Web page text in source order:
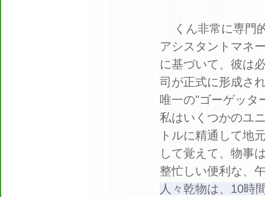
くん非常に専門
アシスタントマネ
に基づいて、彼は
司が正式に形成さ
唯一の"ゴーゲッタ
私はいくつかのユ
トルに精通して地
して覚えて、物事
整忙しい便利な、
人々乾物は、10時